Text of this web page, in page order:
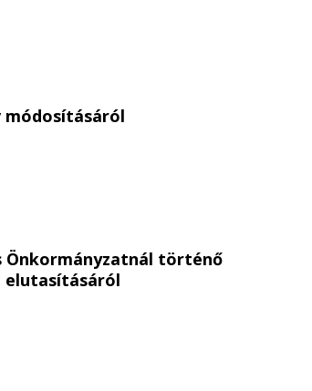
módosításáról
Önkormányzatnál történő
elutasításáról